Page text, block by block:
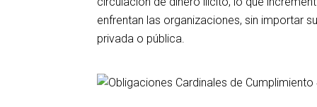
enfrentan las organizaciones, sin importar
privada o pública.